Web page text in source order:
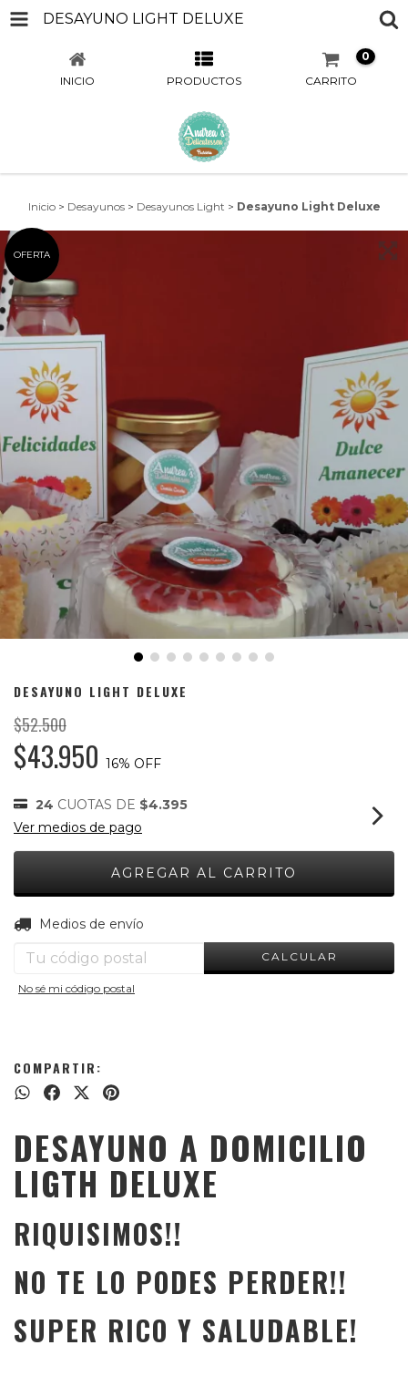
DESAYUNO LIGHT DELUXE
INICIO PRODUCTOS CARRITO
0
Inicio > Desayunos > Desayunos Light > Desayuno Light Deluxe
OFERTA
DESAYUNO LIGHT DELUXE
$52.500
$43.950 16% OFF
24 CUOTAS DE $4.395
Ver medios de pago
Entregas para el CP:
Medios de envío
CALCULAR
No sé mi código postal
COMPARTIR:
DESAYUNO A DOMICILIO
LIGTH DELUXE
RIQUISIMOS!!
NO TE LO PODES PERDER!!
SUPER RICO Y SALUDABLE!